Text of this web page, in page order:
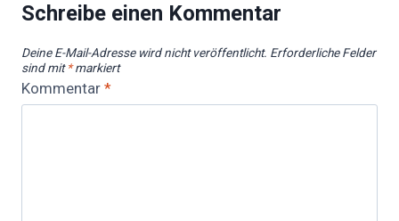
Schreibe einen Kommentar
Deine E-Mail-Adresse wird nicht veröffentlicht. Erforderliche Felder
sind mit*markiert
Kommentar *